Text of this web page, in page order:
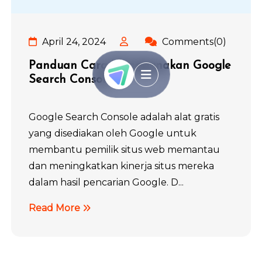
April 24, 2024 Comments(0)
Panduan Cara Menggunakan Google
Search Console
Google Search Console adalah alat gratis
yang disediakan oleh Google untuk
membantu pemilik situs web memantau
dan meningkatkan kinerja situs mereka
dalam hasil pencarian Google. D...
Read More